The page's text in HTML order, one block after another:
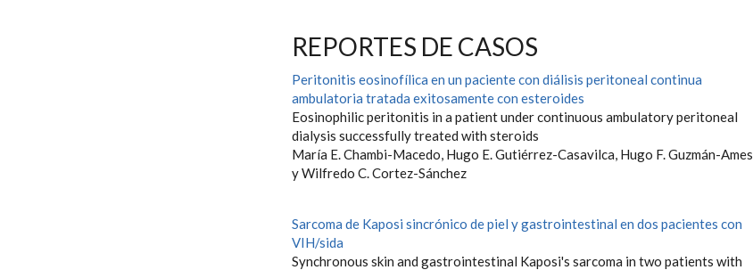
REPORTES DE CASOS
Peritonitis eosinofílica en un paciente con diálisis peritoneal continua
ambulatoria tratada exitosamente con esteroides
Eosinophilic peritonitis in a patient under continuous ambulatory peritoneal
dialysis successfully treated with steroids
María E. Chambi-Macedo, Hugo E. Gutiérrez-Casavilca, Hugo F. Guzmán-Ames
y Wilfredo C. Cortez-Sánchez
Sarcoma de Kaposi sincrónico de piel y gastrointestinal en dos pacientes con
VIH/sida
Synchronous skin and gastrointestinal Kaposi's sarcoma in two patients with